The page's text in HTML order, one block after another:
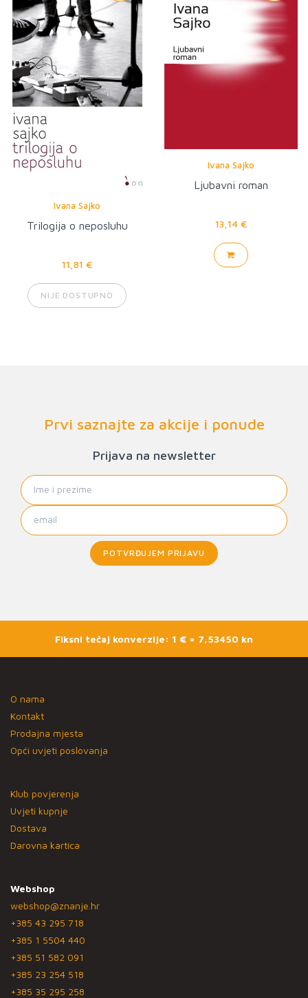
Ivana Sajko
Trilogija o neposluhu
11,81 €
NIJE DOSTUPNO
Ivana Sajko
Ljubavni roman
13,14 €
Prvi saznajte za akcije i ponude
Prijava na newsletter
POTVRĐUJEM PRIJAVU
Fiksni tečaj konverzije: 1 € = 7,53450 kn
O nama
Kontakt
Prodajna mjesta
Opći uvjeti poslovanja
Klub povjerenja
Uvjeti kupnje
Dostava
Darovna kartica
Webshop
webshop@znanje.hr
+385 43 295 718
+385 1 5504 440
+385 51 582 091
+385 23 254 518
+385 35 295 258